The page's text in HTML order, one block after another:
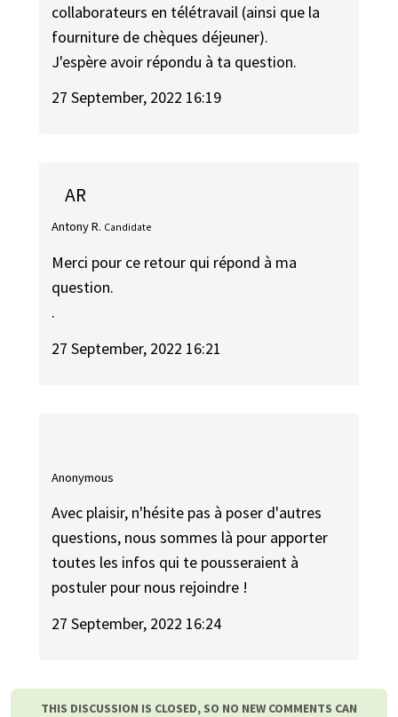
collaborateurs en télétravail (ainsi que la
fourniture de chèques déjeuner).
J'espère avoir répondu à ta question.
27 September, 2022 16:19
AR
Antony R. Candidate
Merci pour ce retour qui répond à ma
question.
.
27 September, 2022 16:21
Anonymous
Avec plaisir, n'hésite pas à poser d'autres
questions, nous sommes là pour apporter
toutes les infos qui te pousseraient à
postuler pour nous rejoindre !
27 September, 2022 16:24
THIS DISCUSSION IS CLOSED, SO NO NEW COMMENTS CAN